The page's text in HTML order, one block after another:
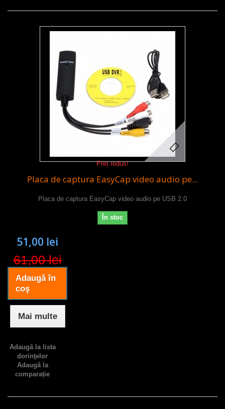
Preț redus!
Placa de captura EasyCap video audio pe...
Placa de captura EasyCap video audio pe USB 2.0
În stoc
51,00 lei
61,00 lei
Adaugă în
coş
Mai multe
Adaugă la lista
dorinţelor
Adaugă la
comparație